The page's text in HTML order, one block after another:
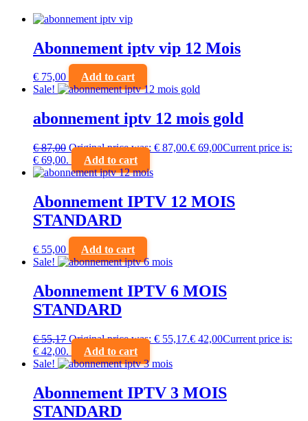
Abonnement iptv vip 12 Mois
€ 75,00
Add to cart
Sale!
abonnement iptv 12 mois gold
€87,00 Original price was: € 87,00.€ 69,00Current price is:
€ 69,00.
Add to cart
Abonnement IPTV 12 MOIS
STANDARD
€ 55,00
Add to cart
Sale!
Abonnement IPTV 6 MOIS
STANDARD
€55,17 Original price was: € 55,17.€ 42,00Current price is:
€ 42,00.
Add to cart
Sale!
Abonnement IPTV 3 MOIS
STANDARD